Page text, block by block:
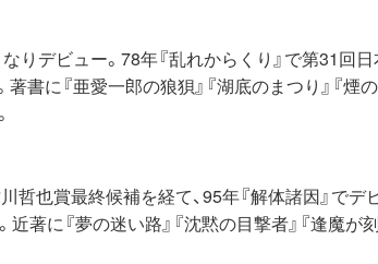
デビュー。78年『乱れからくり』で第31回
書に『亜愛一郎の狼狽』『湖底のまつり』『煙
賞最終候補を経て、95年『解体諸因』でデビ
著に『夢の迷い路』『沈黙の目撃者』『逢魔